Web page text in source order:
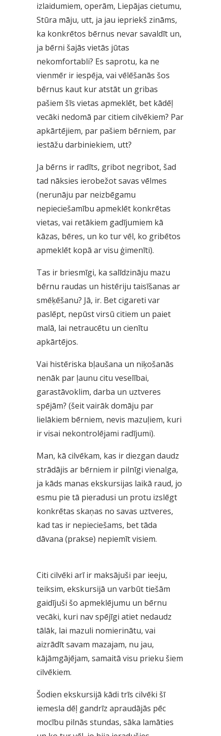
izlaidumiem, operām, Liepājas cietumu,
Stūra māju, utt, ja jau iepriekš zināms,
ka konkrētos bērnus nevar savaldīt un,
ja bērni šajās vietās jūtas
nekomfortabli? Es saprotu, ka ne
vienmēr ir iespēja, vai vēlēšanās šos
bērnus kaut kur atstāt un gribas
pašiem šīs vietas apmeklēt, bet kādēļ
vecāki nedomā par citiem cilvēkiem? Par
apkārtējiem, par pašiem bērniem, par
iestāžu darbiniekiem, utt?
Ja bērns ir radīts, gribot negribot, šad
tad nāksies ierobežot savas vēlmes
(nerunāju par neizbēgamu
nepieciešamību apmeklēt konkrētas
vietas, vai retākiem gadījumiem kā
kāzas, bēres, un ko tur vēl, ko gribētos
apmeklēt kopā ar visu ģimenīti).
Tas ir briesmīgi, ka salīdzināju mazu
bērnu raudas un histēriju taisīšanas ar
smēķēšanu? Jā, ir. Bet cigareti var
paslēpt, nepūst virsū citiem un paiet
malā, lai netraucētu un cienītu
apkārtējos.
Vai histēriska bļaušana un niķošanās
nenāk par ļaunu citu veselībai,
garastāvoklim, darba un uztveres
spējām? (šeit vairāk domāju par
lielākiem bērniem, nevis mazuļiem, kuri
ir visai nekontrolējami radījumi).
Man, kā cilvēkam, kas ir diezgan daudz
strādājis ar bērniem ir pilnīgi vienalga,
ja kāds manas ekskursijas laikā raud, jo
esmu pie tā pieradusi un protu izslēgt
konkrētas skaņas no savas uztveres,
kad tas ir nepieciešams, bet tāda
dāvana (prakse) nepiemīt visiem.
Citi cilvēki arī ir maksājuši par ieeju,
teiksim, ekskursijā un varbūt tiešām
gaidījuši šo apmeklējumu un bērnu
vecāki, kuri nav spējīgi atiet nedaudz
tālāk, lai mazuli nomierinātu, vai
aizrādīt savam mazajam, nu jau,
kājāmgājējam, samaitā visu prieku šiem
cilvēkiem.
Šodien ekskursijā kādi trīs cilvēki šī
iemesla dēļ gandrīz apraudājās pēc
mocību pilnās stundas, sāka lamāties